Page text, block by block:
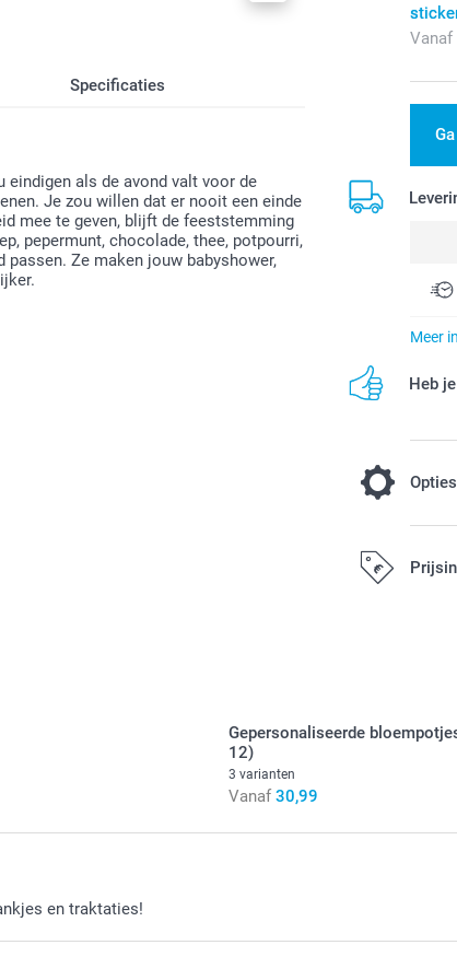
Specificaties
als de avond valt voor de
Je zou willen dat er nooit een einde
mee te geven, blijft de feeststemming
pepermunt, chocolade, thee, potpourri,
Ze maken jouw babyshower,
Vanaf
Meer
Heb
Opties
Vul je
2 kg
Hartjes:
3,00 / stuk
Gepersonaliseerde
12)
3 varianten
Vanaf 30,99
en traktaties!